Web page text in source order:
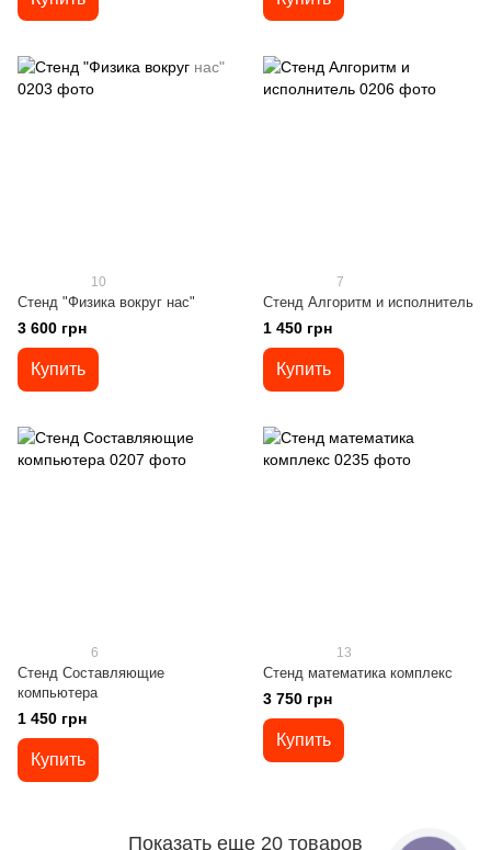
10
Стенд "Физика вокруг нас"
3 600 грн
Купить
7
Стенд Алгоритм и исполнитель
1 450 грн
Купить
6
Стенд Составляющие
компьютера
1 450 грн
Купить
13
Стенд математика комплекс
3 750 грн
Купить
Показать еще 20 товаров